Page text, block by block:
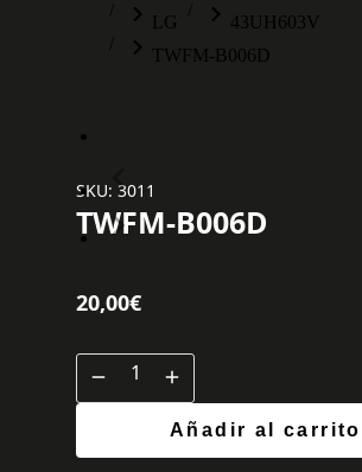
LG
43UH603V
TWFM-B006D
SKU: 3011
TWFM-B006D
20,00€
Añadir al carrito